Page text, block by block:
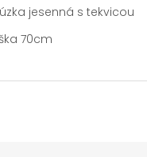
jesenná s tekvicou
70cm